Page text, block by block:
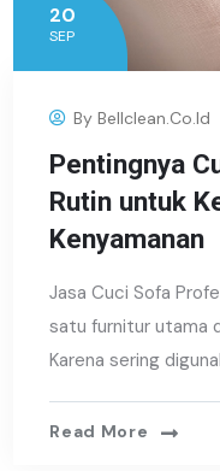
20
SEP
ByBellclean.co.id
Pentingnya
Rutin untuk
Kenyamanan
Jasa Cuci Sofa
satu furnitur utama
Karena sering
Read More